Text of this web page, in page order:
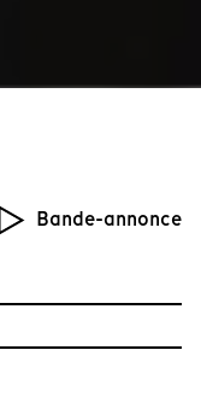
Bande-annonce